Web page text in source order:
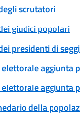
scrutatori
giudici popolari
presidenti di
aggiunta
aggiunta
della